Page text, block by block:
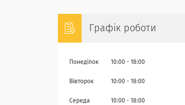
Графік роботи
Понеділок 10:00 18:00
Вівторок 10:00 18:00
Середа 10:00 18:00